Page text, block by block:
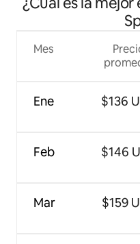
Mes
Ene
Feb
Mar
$136
$146
$159